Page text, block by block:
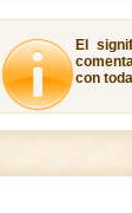
El
con